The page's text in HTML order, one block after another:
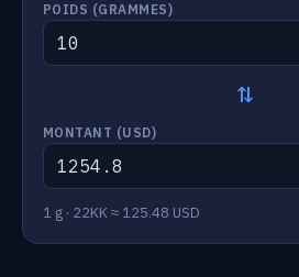
POIDS (GRAMMES)
⇄
MONTANT (USD)
1 g · 22KK ≈ 125.48 USD